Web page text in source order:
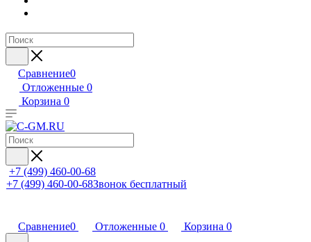
Сравнение0
Отложенные 0
Корзина 0
+7 (499) 460-00-68
+7 (499) 460-00-68Звонок бесплатный
Сравнение0 Отложенные 0 Корзина 0